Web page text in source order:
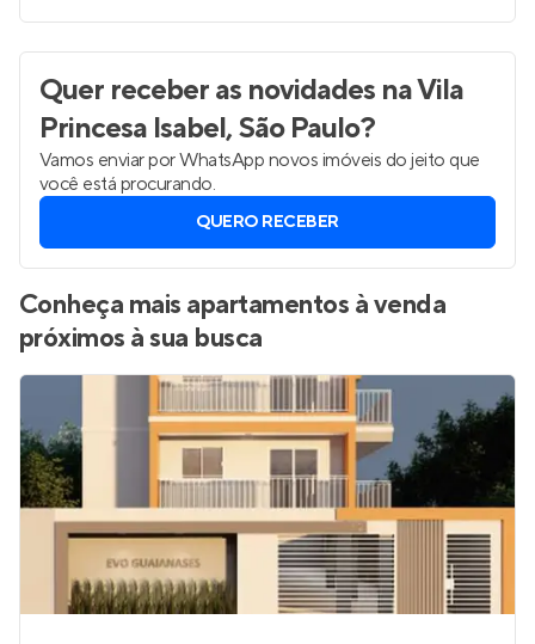
Quer receber as novidades na Vila
Princesa Isabel, São Paulo?
Vamos enviar por WhatsApp novos imóveis do jeito que
você está procurando.
QUERO RECEBER
Conheça mais apartamentos à venda
próximos à sua busca